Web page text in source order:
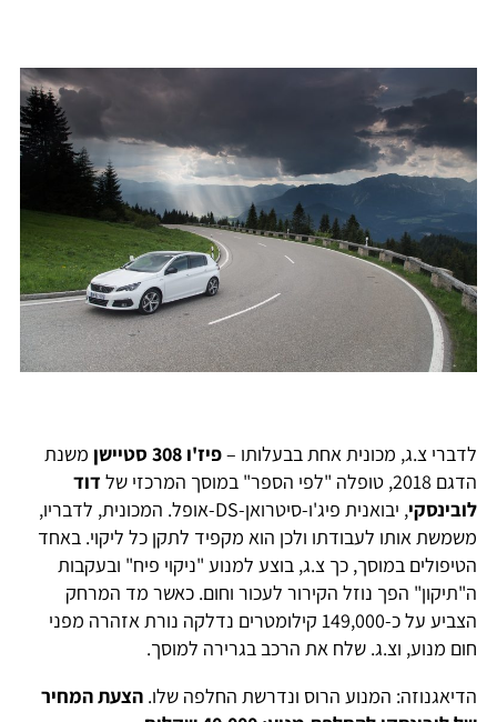
לדברי צ.ג, מכונית אחת בבעלותו –פיז'ו 308 סטיישן
משנת
הדגם 2018, טופלה "לפי הספר" במוסך המרכזי של
דוד
לובינסקי
, יבואנית פיג'ו-סיטרואן-DS-אופל. המכונית, לדבריו,
משמשת אותו לעבודתו ולכן הוא מקפיד לתקן כל ליקוי. באחד
הטיפולים במוסך, כך צ.ג, בוצע למנוע "ניקוי פיח" ובעקבות
ה"תיקון" הפך נוזל הקירור לעכור וחום. כאשר מד המרחק
הצביע על כ-149,000 קילומטרים נדלקה נורת אזהרה מפני
חום מנוע, וצ.ג. שלח את הרכב בגרירה למוסך.
הדיאגנוזה: המנוע הרוס ונדרשת החלפה שלו. הצעת המחיר